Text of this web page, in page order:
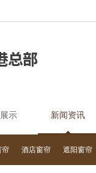
示 新闻资讯
帘 酒店窗帘 遮阳窗帘